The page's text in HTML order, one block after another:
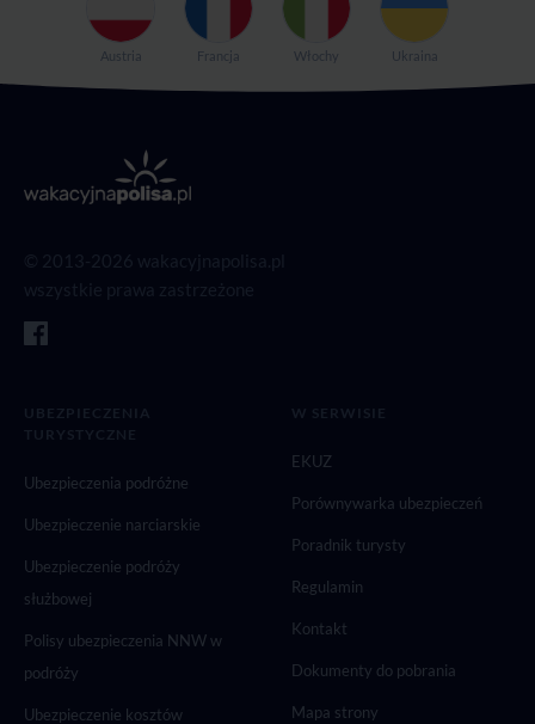
Austria Francja Włochy Ukraina
Ubezpieczenia podróżne
Ubezpieczenie narciarskie
Ubezpieczenie podróży
służbowej
Polisy ubezpieczenia NNW w
podróży
Ubezpieczenie kosztów
EKUZ
Porównywarka ubezpieczeń
Poradnik turysty
Regulamin
Kontakt
Dokumenty do pobrania
Mapa strony